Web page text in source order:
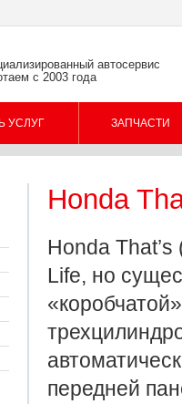
автосервис
с 2003 года
УСЛУГ ЗАПЧАСТИ
Honda
Honda
Life, но
передней
ПОМОЩЬ КЛИЕНТУ